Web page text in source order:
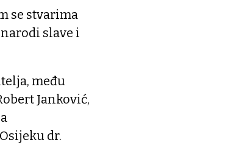
se stvarima
slave i
među
Janković,
dr.